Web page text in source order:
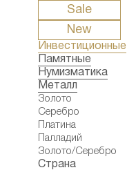
Sale
New
Инвестиционные
Памятные
Нумизматика
Металл
Золото
Серебро
Платина
Палладий
Золото/Серебро
Страна